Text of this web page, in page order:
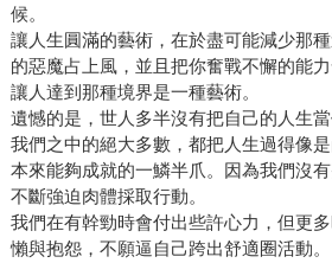
候。
讓人生圓滿的藝術，在於盡可能減少那
的惡魔占上風，並且把你奮戰不懈的能力
讓人達到那種境界是一種藝術。
遺憾的是，世人多半沒有把自己的人生當
我們之中的絕大多數，都把人生過得像
本來能夠成就的一鱗半爪。因為我們沒
不斷強迫肉體採取行動。
我們在有幹勁時會付出些許心力，但更
懶與抱怨，不願逼自己跨出舒適圈活動。